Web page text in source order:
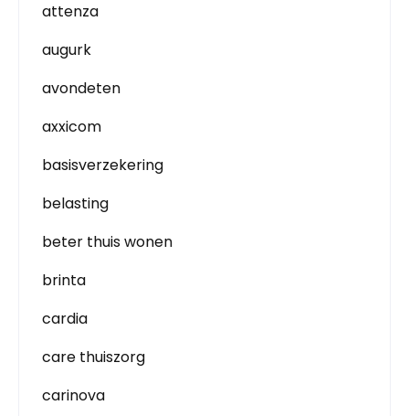
attenza
augurk
avondeten
axxicom
basisverzekering
belasting
beter thuis wonen
brinta
cardia
care thuiszorg
carinova